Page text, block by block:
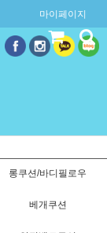
마이페이지
롱쿠션/바디필로우
베개쿠션